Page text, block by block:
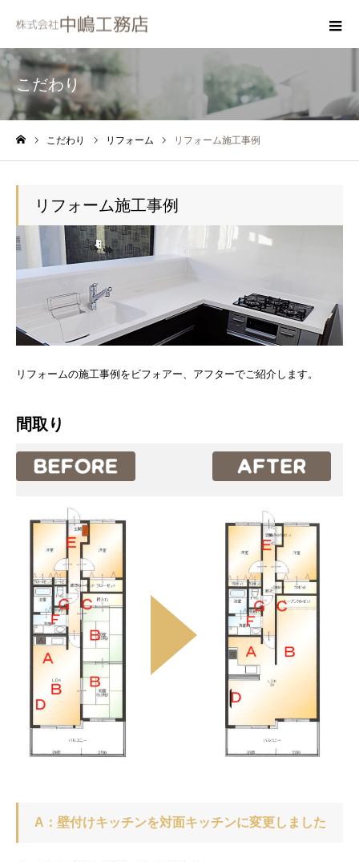
こだわり
こだわり リフォーム リフォーム施工事例
リフォーム施工事例
リフォームの施工事例をビフォアー、アフターでご紹介します。
間取り
A：壁付けキッチンを対面キッチンに変更しました